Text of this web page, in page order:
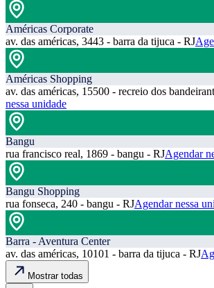
Américas Corporate
av. das américas, 3443 - barra da tijuca - RJ
Américas Shopping
av. das américas, 15500 - recreio dos
nessa unidade
Bangu
rua francisco real, 1869 - bangu - RJAgendar
Bangu Shopping
rua fonseca, 240 - bangu - RJAgendar nessa
Barra - Aventura Center
av. das américas, 10101 - barra da tijuca - RJ
Mostrar todas